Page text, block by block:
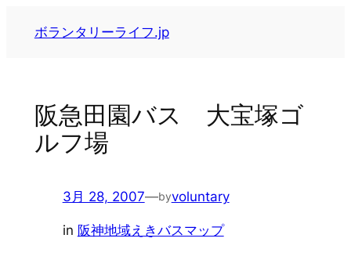
ボランタリーライフ.jp
阪急田園バス 大宝塚ゴ
ルフ場
3月 28, 2007—byvoluntary
in 阪神地域えきバスマップ